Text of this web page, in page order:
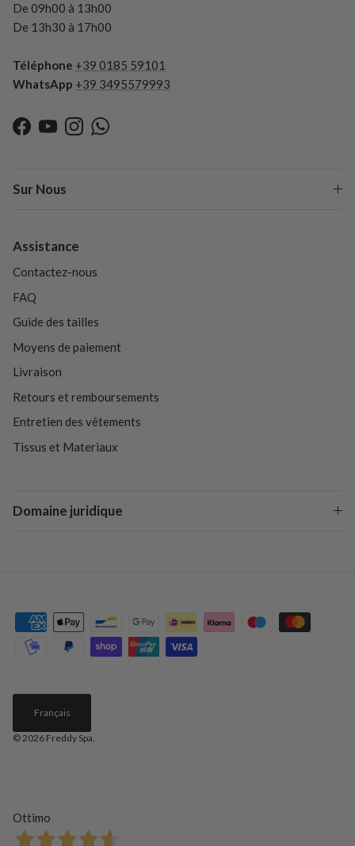
De 09h00 à 13h00
De 13h30 à 17h00
Téléphone +39 0185 59101
WhatsApp +39 3495579993
Facebook
YouTubeInstagramWhatsApp
Sur Nous
Assistance
Contactez-nous
FAQ
Guide des tailles
Moyens de paiement
Livraison
Retours et remboursements
Entretien des vêtements
Tissus et Materiaux
Domaine juridique
Français
© 2026 Freddy Spa
Ottimo